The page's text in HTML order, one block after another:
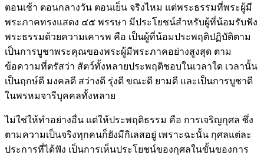
ตอนเช้า ตอนกลางวัน ตอนเย็น จริงไหม แต่พระธรรมที่พระผู้มี
พระภาคทรงแสดง ๔๕ พรรษา มีประโยชน์สำหรับผู้ที่น้อมรับฟัง
พระธรรมด้วยความเคารพ คือ เป็นผู้ที่น้อมประพฤติปฏิบัติตาม
เป็นการบูชาพระคุณของพระผู้มีพระภาคอย่างสูงสุด ตาม
ข้อความที่ตรัสว่า สัตว์ทั้งหลายประพฤติชอบในเวลาใด เวลานั้น
เป็นฤกษ์ดี มงคลดี สว่างดี รุ่งดี ขณะดี ยามดี และเป็นการบูชาดี
ในพรหมจารีบุคคลทั้งหลาย
ไม่ใช่ให้ทำอย่างอื่น แต่ให้ประพฤติธรรม คือ การเจริญกุศล ซึ่ง
ตามความเป็นจริงทุกคนก็ยังมีกิเลสอยู่ เพราะฉะนั้น กุศลแต่ละ
ประการที่ได้ฟัง เป็นการเห็นประโยชน์ของกุศลในขั้นของการ